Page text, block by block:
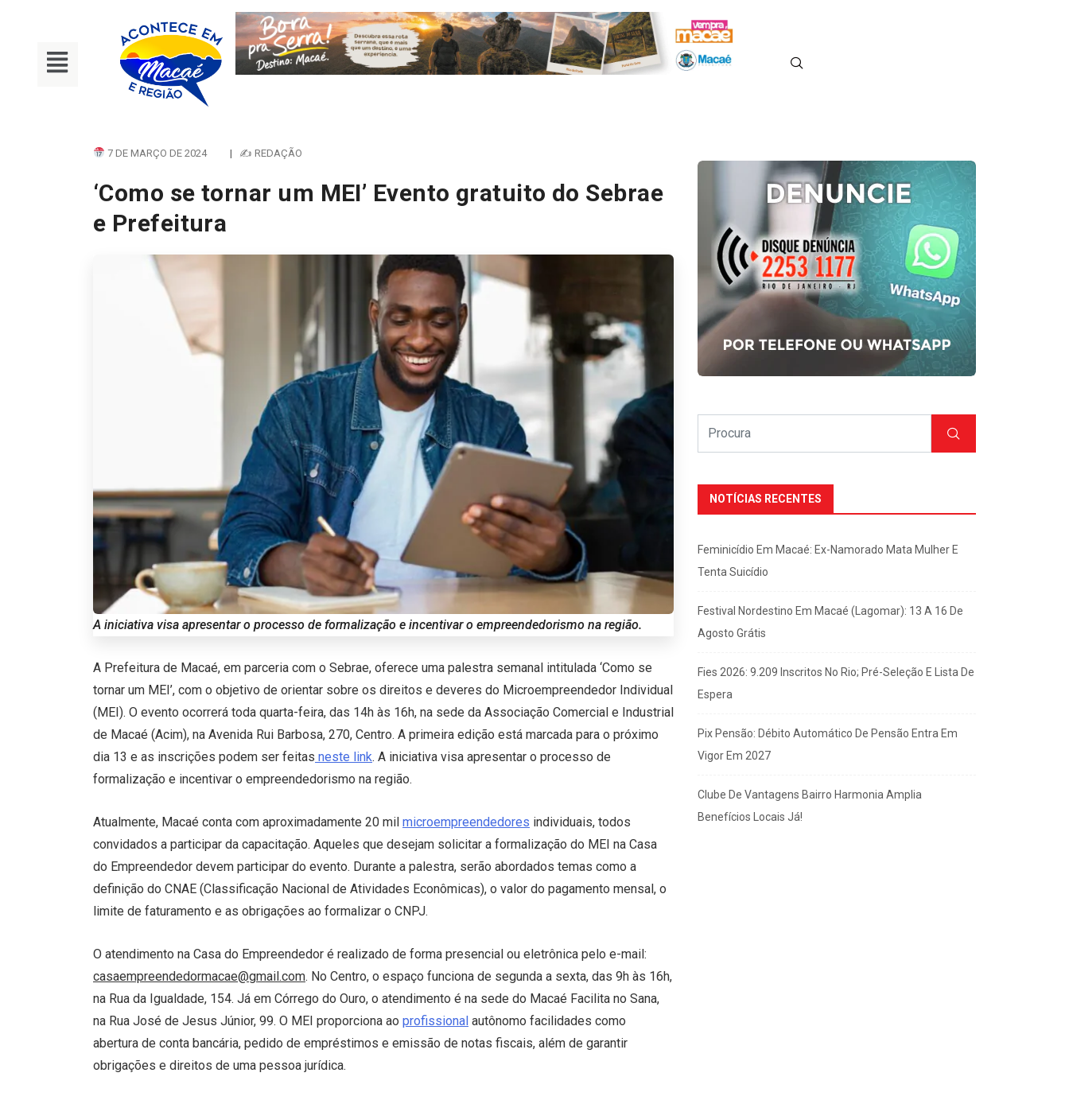
7 DE MARÇO DE 2024 | ✍ REDAÇÃO
‘Como se tornar um MEI’ Evento gratuito do Sebrae
e Prefeitura
A iniciativa visa apresentar o processo de formalização e incentivar o empreendedorismo na região.
A Prefeitura de Macaé, em parceria com o Sebrae, oferece uma palestra semanal intitulada ‘Como se
tornar um MEI’, com o objetivo de orientar sobre os direitos e deveres do Microempreendedor Individual
(MEI). O evento ocorrerá toda quarta-feira, das 14h às 16h, na sede da Associação Comercial e Industrial
de Macaé (Acim), na Avenida Rui Barbosa, 270, Centro. A primeira edição está marcada para o próximo
dia 13 e as inscrições podem ser feitas neste link. A iniciativa visa apresentar o processo de
formalização e incentivar o empreendedorismo na região.
Atualmente, Macaé conta com aproximadamente 20 mil microempreendedores individuais, todos
convidados a participar da capacitação. Aqueles que desejam solicitar a formalização do MEI na Casa
do Empreendedor devem participar do evento. Durante a palestra, serão abordados temas como a
definição do CNAE (Classificação Nacional de Atividades Econômicas), o valor do pagamento mensal, o
limite de faturamento e as obrigações ao formalizar o CNPJ.
O atendimento na Casa do Empreendedor é realizado de forma presencial ou eletrônica pelo e-mail:
casaempreendedormacae@gmail.com. No Centro, o espaço funciona de segunda a sexta, das 9h às 16h,
na Rua da Igualdade, 154. Já em Córrego do Ouro, o atendimento é na sede do Macaé Facilita no Sana,
na Rua José de Jesus Júnior, 99. O MEI proporciona ao profissional autônomo facilidades como
abertura de conta bancária, pedido de empréstimos e emissão de notas fiscais, além de garantir
obrigações e direitos de uma pessoa jurídica.
NOTÍCIAS RECENTES
Feminicídio Em Macaé: Ex-Namorado Mata Mulher E
Tenta Suicídio
Festival Nordestino Em Macaé (Lagomar): 13 A 16 De
Agosto Grátis
Fies 2026: 9.209 Inscritos No Rio; Pré-Seleção E Lista De
Espera
Pix Pensão: Débito Automático De Pensão Entra Em
Vigor Em 2027
Clube De Vantagens Bairro Harmonia Amplia
Benefícios Locais Já!